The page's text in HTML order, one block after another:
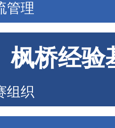
管理
枫桥经验
组织